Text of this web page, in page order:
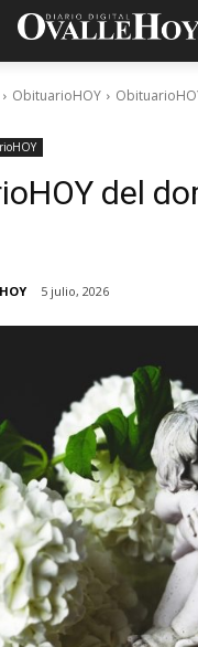
ObituarioHOY
del
5 julio, 2026